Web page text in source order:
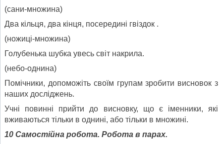
(сани-множина)
Два кільця, два кінця, посередині гвіздок .
(ножиці-множина)
Голубенька шубка увесь світ накрила.
(небо-однина)
Помічники, допоможіть своїм групам зробити висновок з
наших досліджень.
Учні повинні прийти до висновку, що є іменники, які
вживаються тільки в однині, або тільки в множині.
10 Самостійна робота. Робота в парах.